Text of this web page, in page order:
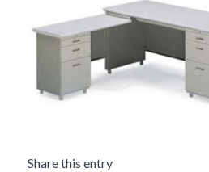
Share this entry